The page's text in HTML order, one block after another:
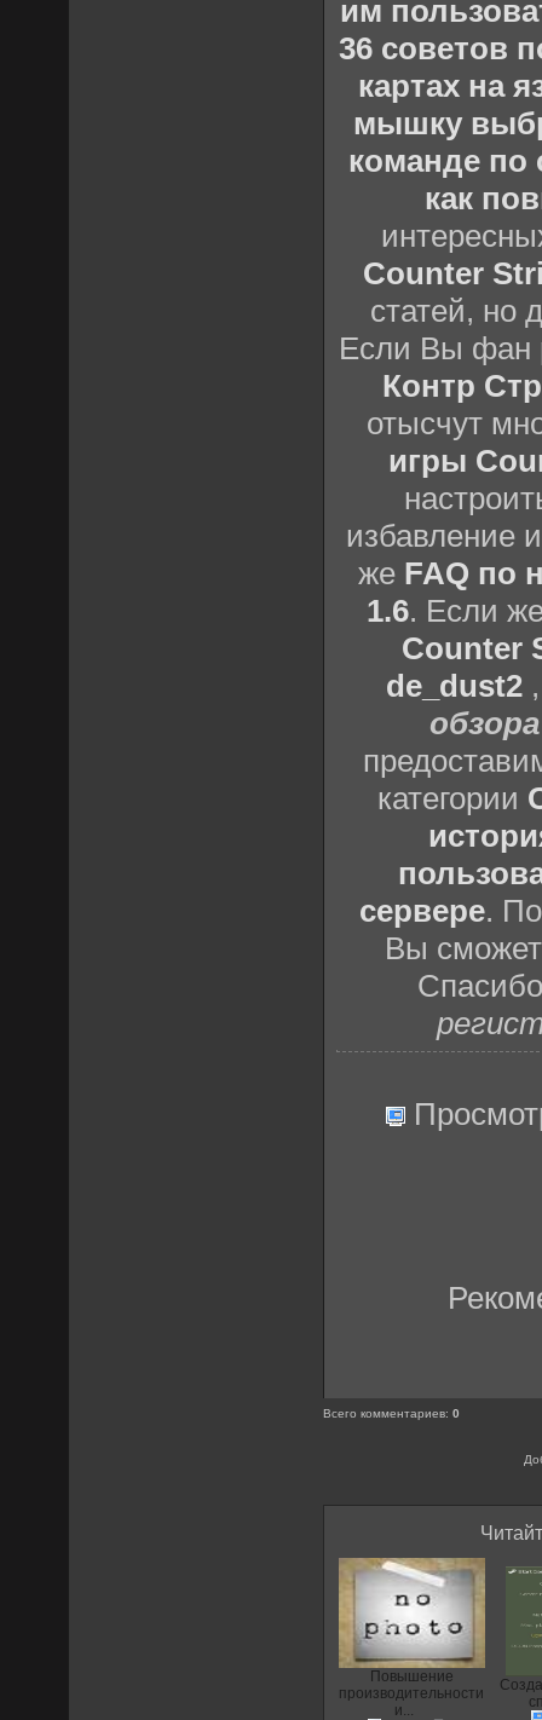
им
36 советов
картах на
мышку
команде по
как
Counter
статей, но
Если Вы фан
Контр
отысчут
игры
избавление
же FAQ по
1.6. Если
Counter
de_dust2
категории
сервере.
Вы
Всего комментариев:0
Повышение
производительности
и...